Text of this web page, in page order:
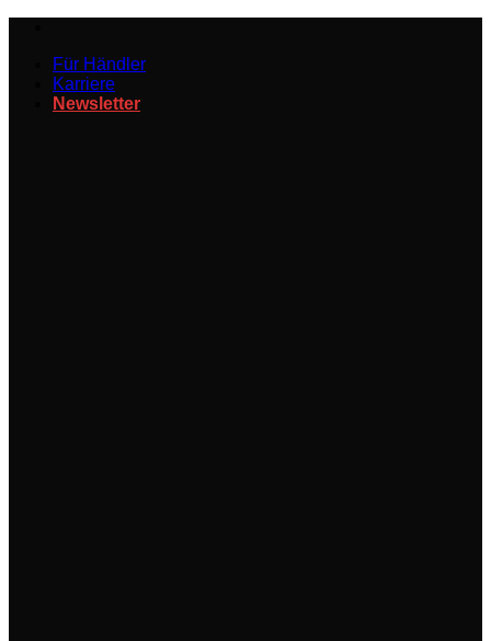
springenFür Händler
Karriere
Newsletter